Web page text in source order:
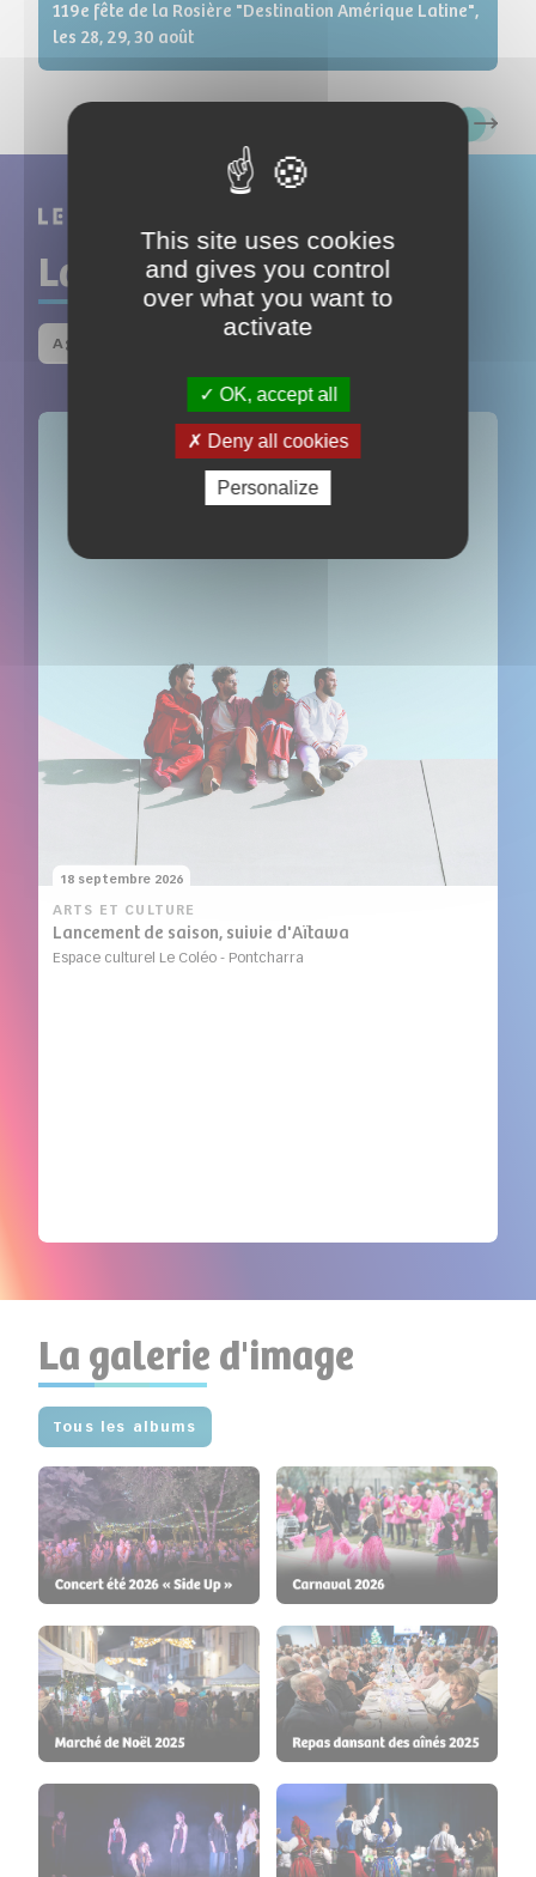
This site uses cookies
and gives you control
over what you want to
activate
OK, accept all
Deny all cookies
Personalize
119e fête de la Rosière "Destination Amérique Latine",
les 28, 29, 30 août
La programmation
Agenda Coléo
Lancement de saison, suivie d'Aïtawa
Espace culturel Le Coléo - Pontcharra
18 septembre 2026
ARTS ET CULTURE
La galerie d'image
Tous les albums